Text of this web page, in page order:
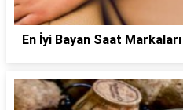
En İyi Bayan Saat Markaları